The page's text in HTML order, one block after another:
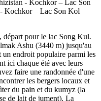
départ pour le lac Song Kul.
Ashu (3440 m) jusqu'au
endroit populaire parmi les
ici chaque été avec leurs
faire une randonnée d'une
les bergers locaux et
du pain et du kumyz (la
de lait de jument). La